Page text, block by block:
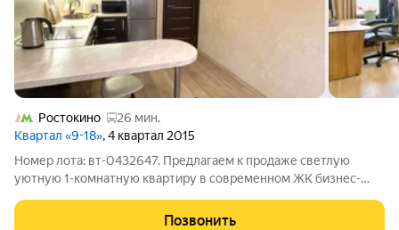
Ростокино
26 мин.
Квартал «9-18», 4 квартал 2015
Номер лота: вт-0432647. Предлагаем к продаже светлую
уютную 1-комнатную квартиру в современном ЖК бизнес-
функциональная прихожая, кухня-гостиная и отдельная
Позвонить